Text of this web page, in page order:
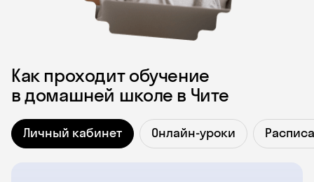
Как проходит обучение
в домашней школе в Чите
Личный кабинет Онлайн-уроки